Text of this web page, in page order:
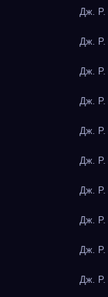
Дж. Р.
Дж. Р.
Дж. Р.
Дж. Р.
Дж. Р.
Дж. Р.
Дж. Р.
Дж. Р.
Дж. Р.
Дж. Р.